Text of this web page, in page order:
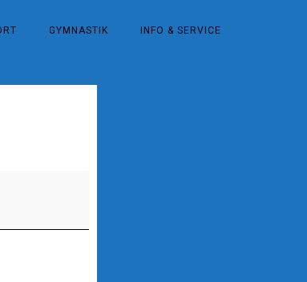
GYMNASTIK INFO & SERVICE